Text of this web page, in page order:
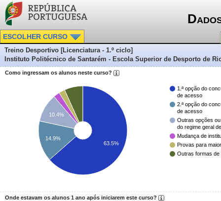
ESCOLHER CURSO
Treino Desportivo [Licenciatura - 1.º ciclo]
Instituto Politécnico de Santarém - Escola Superior de Desporto de
Como ingressam os alunos neste curso?
1.ª opção do
de acesso
2.ª opção do
de acesso
Outras opções
do regime geral
Mudança de
Provas para
Outras formas de
10.4%
14.9%
63.5%
Onde estavam os alunos 1 ano após iniciarem este curso?